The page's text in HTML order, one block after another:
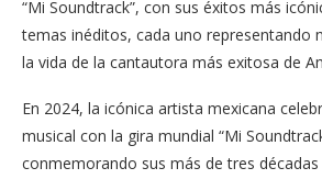
“Mi Soundtrack”, con sus éxitos más
temas inéditos, cada uno representando
la vida de la cantautora más exitosa de
En 2024, la icónica artista mexicana
musical con la gira mundial “Mi
conmemorando sus más de tres